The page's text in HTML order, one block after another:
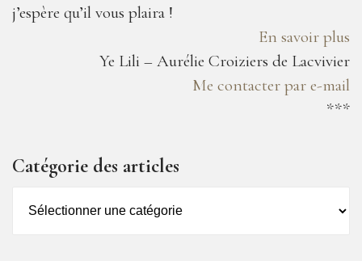
j’espère qu’il vous plaira !
En savoir plus
Ye Lili – Aurélie Croiziers de Lacvivier
Me contacter par e-mail
***
Catégorie des articles
des